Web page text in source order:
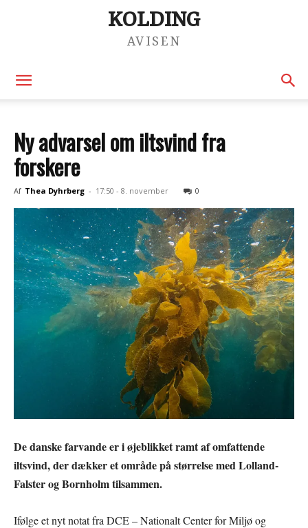
KOLDING
AVISEN
Ny advarsel om iltsvind fra
forskere
Af Thea Dyhrberg - 17:50 - 8. november 0
De danske farvande er i øjeblikket ramt af omfattende
iltsvind, der dækker et område på størrelse med Lolland-
Falster og Bornholm tilsammen.
Ifølge et nyt notat fra DCE – Nationalt Center for Miljø og